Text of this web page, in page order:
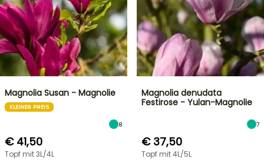
Magnolia Susan - Magnolie
KLEINER PREIS
8
€ 41,50
Topf mit 3L/4L
Magnolia denudata
Festirose - Yulan-Magnolie
7
€ 37,50
Topf mit 4L/5L